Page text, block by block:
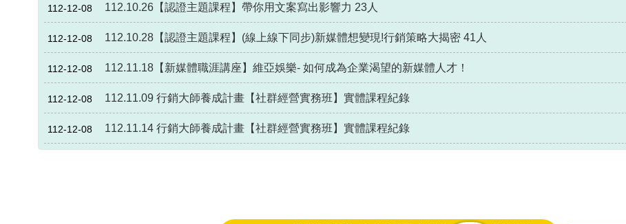
112-12-08 112.10.26【認證主題課程】帶你用文案寫出影響力 23人
112-12-08 112.10.28【認證主題課程】(線上線下同步)新媒體想變現!行銷策略大揭密 41人
112-12-08 112.11.18【新媒體職涯講座】維亞娛樂- 如何成為企業渴望的新媒體人才！
112-12-08 112.11.09 行銷大師養成計畫【社群經營實務班】實體課程紀錄
112-12-08 112.11.14 行銷大師養成計畫【社群經營實務班】實體課程紀錄